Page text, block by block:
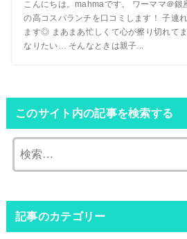
こんにちは。mahmaです。 ワーママ＠銀
の高コスパランチを口コミします！ 子連
ます◎ まあまあ忙しくて心が擦り切れて
なりたい… そんなときは親子...
このサイト内の記事を検索する
索:
記事のカテゴリー